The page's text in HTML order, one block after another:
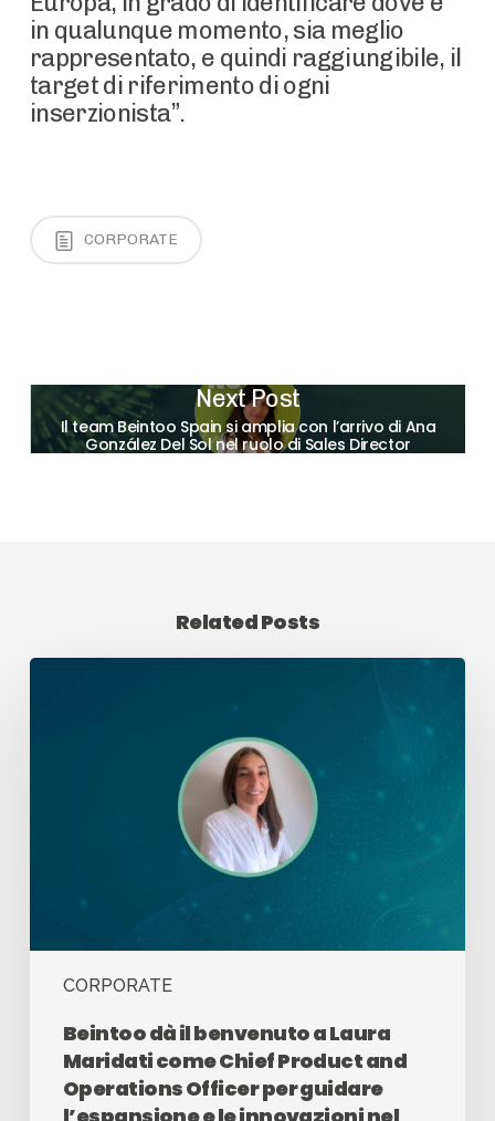
in qualunque momento, sia meglio
rappresentato, e quindi raggiungibile, il
target di riferimento di ogni
inserzionista”.
CORPORATE
Next Post
Il team Beintoo Spain si amplia con l’arrivo di Ana
González Del Sol nel ruolo di Sales Director
Related Posts
CORPORATE
Beintoo dà il benvenuto a Laura
Maridati come Chief Product and
Operations Officer per guidare